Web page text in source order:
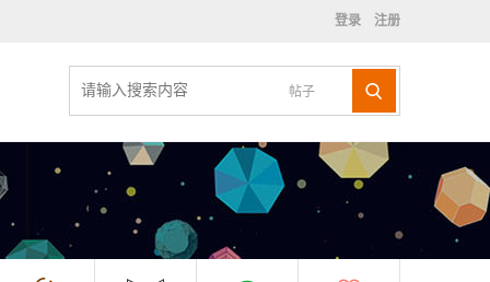
登录 注册
帖子